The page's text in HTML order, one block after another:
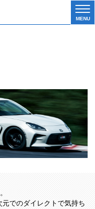
Tog
gle
MENU
でのダイレクトで気持ち